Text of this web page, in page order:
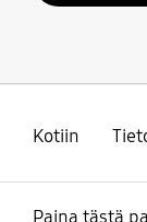
Kotiin
Paina tästä